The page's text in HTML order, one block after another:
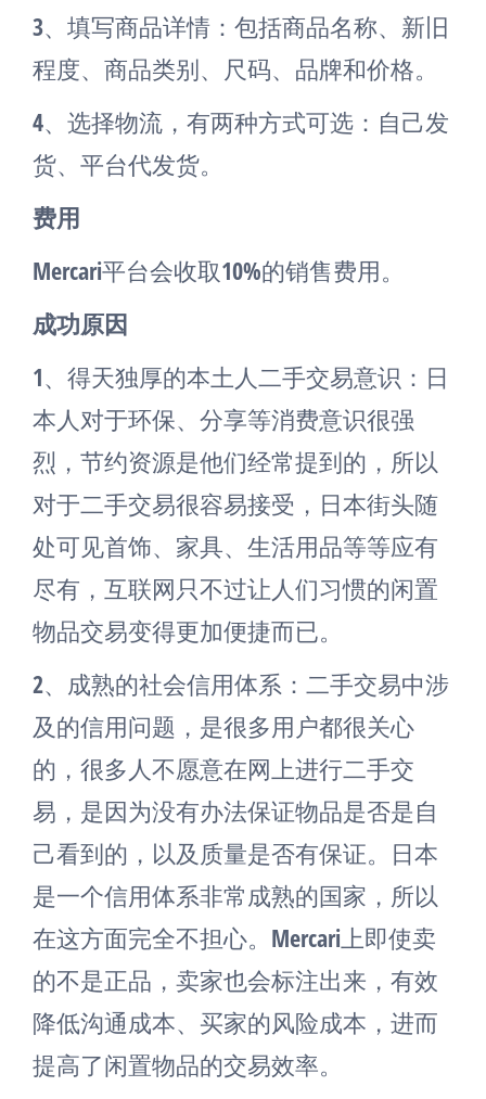
3、填写商品详情：包括商品名称、新旧
程度、商品类别、尺码、品牌和价格。
4、选择物流，有两种方式可选：自己发
货、平台代发货。
费用
Mercari平台会收取10%的销售费用。
成功原因
1、得天独厚的本土人二手交易意识：日
本人对于环保、分享等消费意识很强
烈，节约资源是他们经常提到的，所以
对于二手交易很容易接受，日本街头随
处可见首饰、家具、生活用品等等应有
尽有，互联网只不过让人们习惯的闲置
物品交易变得更加便捷而已。
2、成熟的社会信用体系：二手交易中涉
及的信用问题，是很多用户都很关心
的，很多人不愿意在网上进行二手交
易，是因为没有办法保证物品是否是自
己看到的，以及质量是否有保证。日本
是一个信用体系非常成熟的国家，所以
在这方面完全不担心。Mercari上即使卖
的不是正品，卖家也会标注出来，有效
降低沟通成本、买家的风险成本，进而
提高了闲置物品的交易效率。